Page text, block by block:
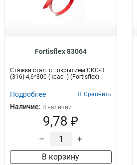
Fortisflex 83064
Стяжки стал. с покрытием СКС-П
(316) 4,6*300 (красн) (Fortisflex)
Подробнее Сравнить
Наличие: В наличии
9,78 ₽
– +
В корзину